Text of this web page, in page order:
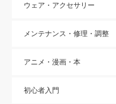
ウェア・アクセサリー
メンテナンス・修理・調整
アニメ・漫画・本
初心者入門